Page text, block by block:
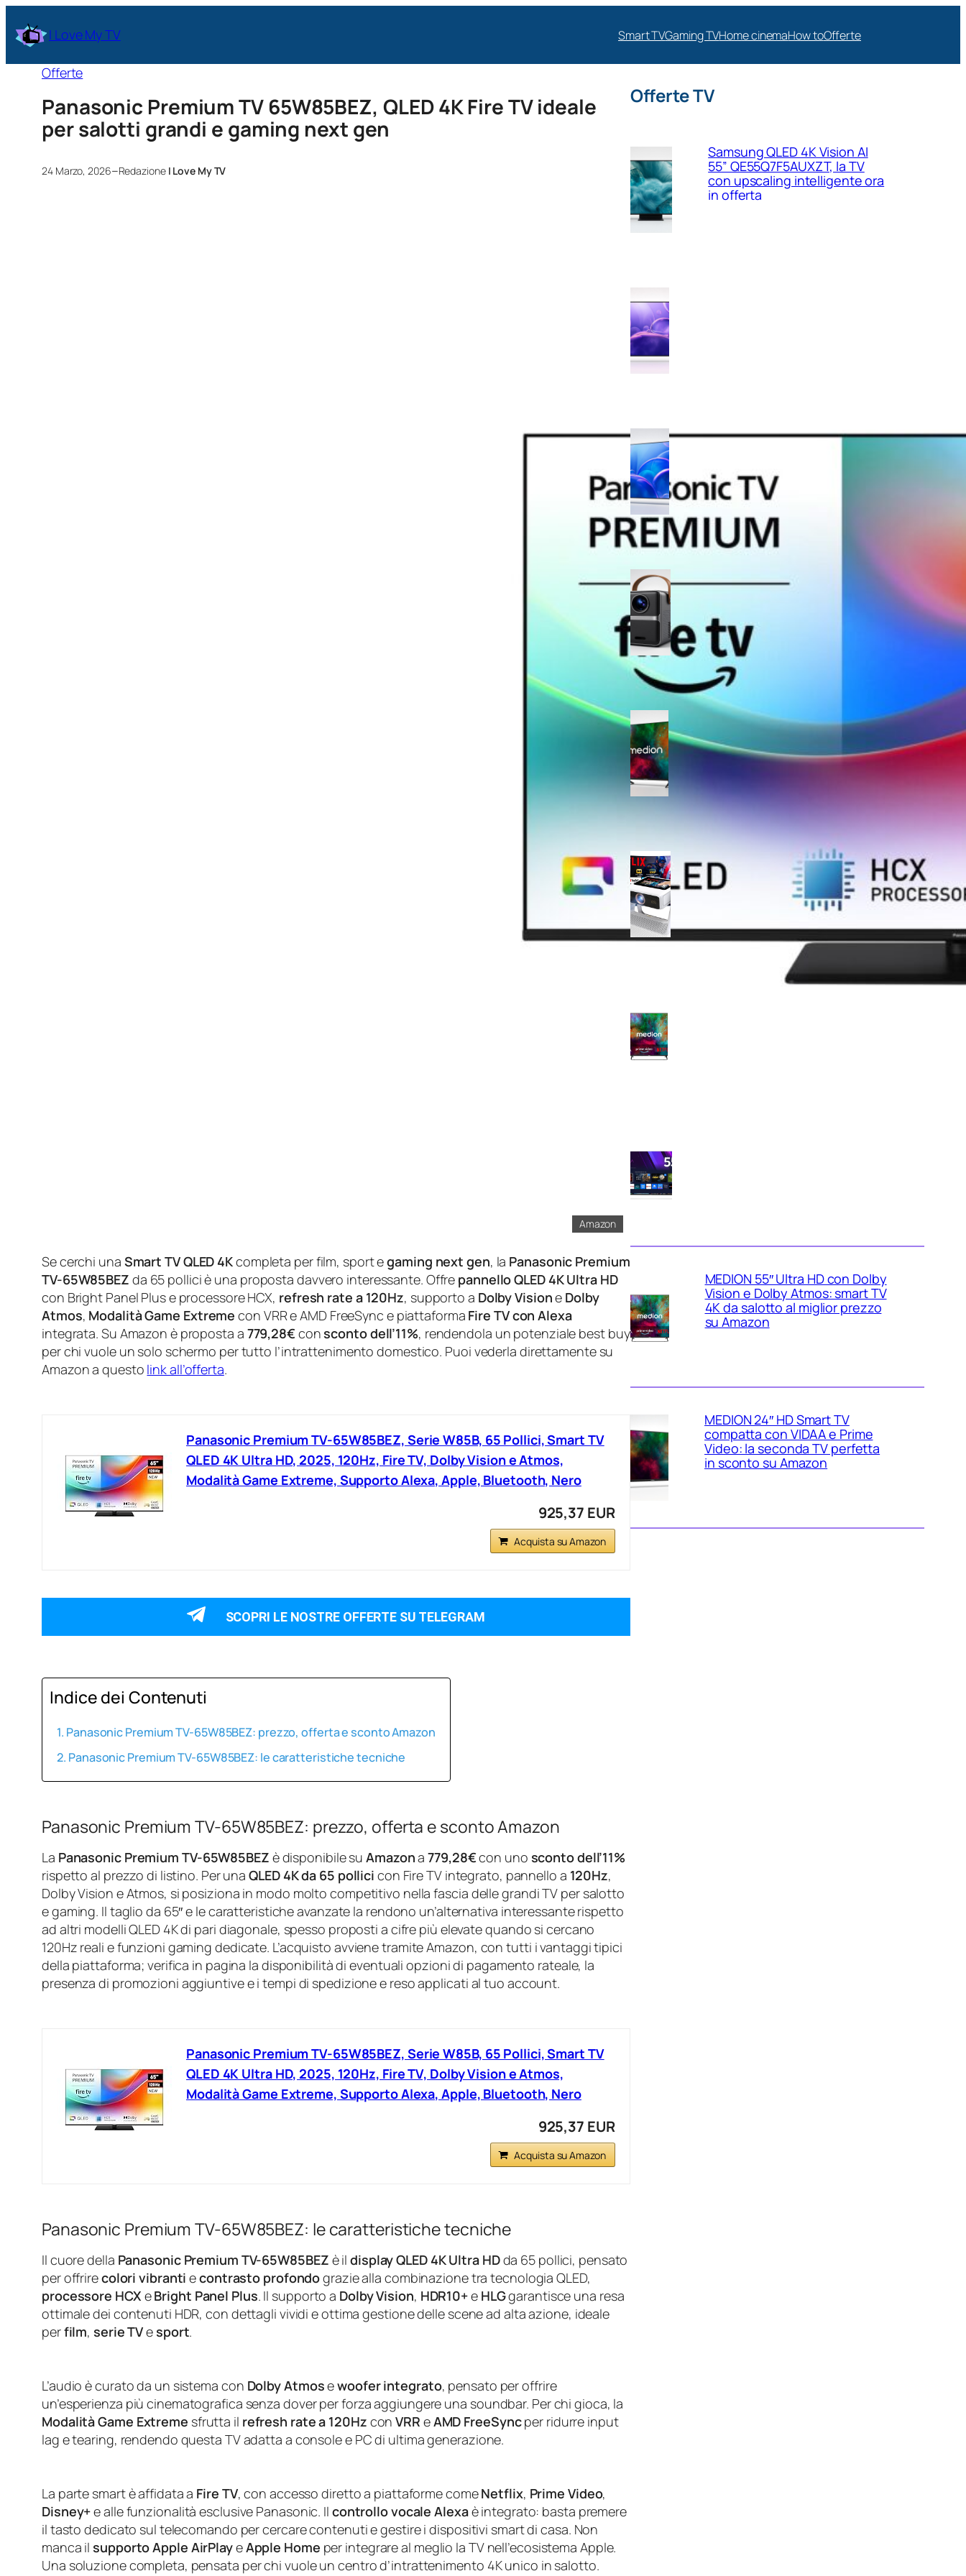
I Love My TV Smart TVGaming TVHome cinemaHow toOfferte
Offerte
Panasonic Premium TV 65W85BEZ, QLED 4K Fire TV ideale
per salotti grandi e gaming next gen
24 Marzo, 2026–Redazione I Love My TV
Amazon
Se cerchi una Smart TV QLED 4Kcompleta per film, sport egaming next gen, la Panasonic Premium
TV-65W85BEZ da 65 pollici è una proposta davvero interessante. Offre pannello QLED 4K Ultra HD
con Bright Panel Plus e processore HCX, refresh rate a 120Hz, supporto a Dolby Visione Dolby
Atmos, Modalità Game Extreme con VRR e AMD FreeSync e piattaforma Fire TV con Alexa
integrata. Su Amazon è proposta a 779,28€consconto dell’11%, rendendola un potenziale best buy
per chi vuole un solo schermo per tutto l’intrattenimento domestico. Puoi vederla direttamente su
Amazon a questo link all’offerta.
Panasonic Premium TV-65W85BEZ, Serie W85B, 65 Pollici, Smart TV
QLED 4K Ultra HD, 2025, 120Hz, Fire TV, Dolby Vision e Atmos,
Modalità Game Extreme, Supporto Alexa, Apple, Bluetooth, Nero
925,37 EUR
Acquista su Amazon
SCOPRI LE NOSTRE OFFERTE SU TELEGRAM
Indice dei Contenuti
Panasonic Premium TV-65W85BEZ: prezzo, offerta e sconto Amazon
Panasonic Premium TV-65W85BEZ: le caratteristiche tecniche
Panasonic Premium TV-65W85BEZ: prezzo, offerta e sconto Amazon
La Panasonic Premium TV-65W85BEZ è disponibile suAmazona779,28€con uno sconto dell’11%
rispetto al prezzo di listino. Per unaQLED 4K da 65 pollici con Fire TV integrato, pannello a 120Hz,
Dolby Vision e Atmos, si posiziona in modo molto competitivo nella fascia delle grandi TV per salotto
e gaming. Il taglio da 65″ e le caratteristiche avanzate la rendono un’alternativa interessante rispetto
ad altri modelli QLED 4K di pari diagonale, spesso proposti a cifre più elevate quando si cercano
120Hz reali e funzioni gaming dedicate. L’acquisto avviene tramite Amazon, con tutti i vantaggi tipici
della piattaforma; verifica in pagina la disponibilità di eventuali opzioni di pagamento rateale, la
presenza di promozioni aggiuntive e i tempi di spedizione e reso applicati al tuo account.
Panasonic Premium TV-65W85BEZ, Serie W85B, 65 Pollici, Smart TV
QLED 4K Ultra HD, 2025, 120Hz, Fire TV, Dolby Vision e Atmos,
Modalità Game Extreme, Supporto Alexa, Apple, Bluetooth, Nero
925,37 EUR
Acquista su Amazon
Panasonic Premium TV-65W85BEZ: le caratteristiche tecniche
Il cuore della Panasonic Premium TV-65W85BEZ è ildisplay QLED 4K Ultra HDda 65 pollici, pensato
per offrirecolori vibranti econtrasto profondograzie alla combinazione tra tecnologia QLED,
processore HCX eBright Panel Plus. Il supporto a Dolby Vision, HDR10+e HLGgarantisce una resa
ottimale dei contenuti HDR, con dettagli vividi e ottima gestione delle scene ad alta azione, ideale
perfilm,serie TVesport.
L’audio è curato da un sistema con Dolby Atmosewoofer integrato, pensato per offrire
un’esperienza più cinematografica senza dover per forza aggiungere una soundbar. Per chi gioca, la
Modalità Game Extreme sfrutta il refresh rate a 120Hz conVRR eAMD FreeSyncper ridurre input
lag e tearing, rendendo questa TV adatta a console e PC di ultima generazione.
La parte smart è affidata a Fire TV, con accesso diretto a piattaforme comeNetflix, Prime Video,
Disney+e alle funzionalità esclusive Panasonic. Il controllo vocale Alexaè integrato: basta premere
il tasto dedicato sul telecomando per cercare contenuti e gestire i dispositivi smart di casa. Non
manca ilsupporto Apple AirPlayeApple Home per integrare al meglio la TV nell’ecosistema Apple.
Una soluzione completa, pensata per chi vuole un centro d’intrattenimento 4K unico in salotto.
Offerte TV
Samsung QLED 4K Vision AI
55” QE55Q7F5AUXZT, la TV
con upscaling intelligente ora
in offerta
Samsung Crystal UHD 4K 55”
prezzo ribassato
WiMiUS proiettore portatile 4K
smart con Netflix ready, il mini
Amazon
Medion 55″ QLED 4K
MD855701, smart TV completa
con Dolby Vision e app
integrate in offerta su Amazon
Mini proiettore smart 4K con
WiFi 6 e touchscreen, il
compatto perfetto per il
cinema in ogni stanza
MEDION 55″ Ultra HD con Dolby
Vision e Dolby Atmos: smart TV
4K da salotto al miglior prezzo
su Amazon
MEDION 24″ HD Smart TV
compatta con VIDAA e Prime
Video: la seconda TV perfetta
in sconto su Amazon